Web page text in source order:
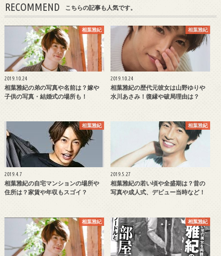
RECOMMEND こちらの記事も人気です。
相葉雅紀
2019.10.24
相葉雅紀の弟の写真や名前は？嫁や
子供の写真・結婚式の場所も！
相葉雅紀
2019.10.24
相葉雅紀の歴代元彼女は山野ゆりや
水川あさみ！復縁や破局理由は？
相葉雅紀
2019.4.7
相葉雅紀の自宅マンションの場所や
住所は？家賃や年収もスゴイ？
相葉雅紀
2019.5.27
相葉雅紀の若い頃や全盛期は？昔の
写真や成人式、デビュー当時など！
相葉雅紀 相葉雅紀